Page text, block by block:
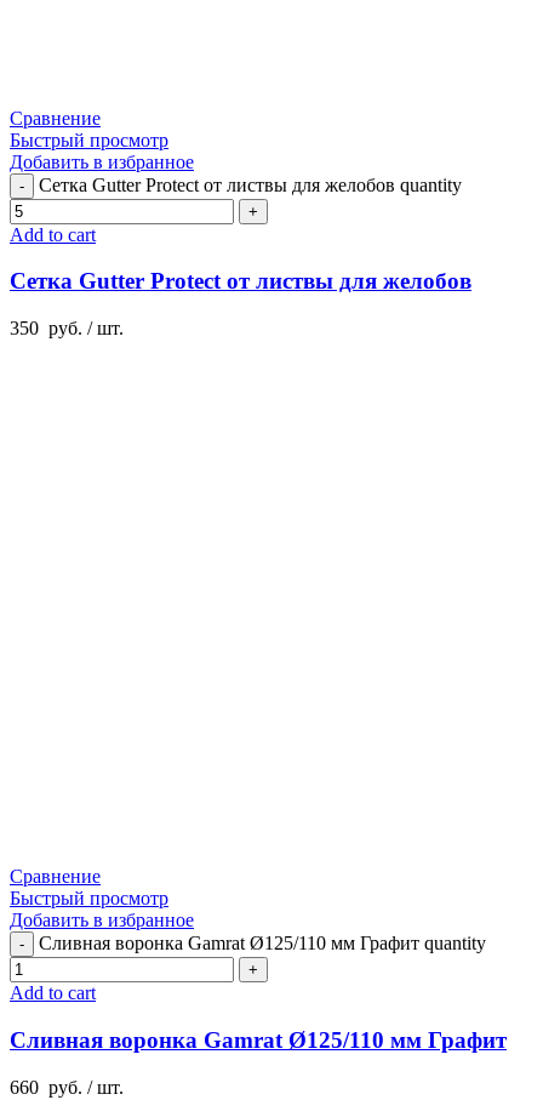
Сравнение
Быстрый просмотр
Добавить в избранное
Сетка Gutter Protect от листвы для желобов quantity
Add to cart
Сетка Gutter Protect от листвы для желобов
350 руб. / шт.
Сравнение
Быстрый просмотр
Добавить в избранное
Сливная воронка Gamrat Ø125/110 мм Графит quantity
Add to cart
Сливная воронка Gamrat Ø125/110 мм Графит
660 руб. / шт.